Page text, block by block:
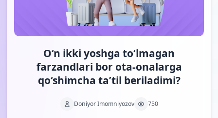
O‘n ikki yoshga to‘lmagan
farzandlari bor ota-onalarga
qo‘shimcha ta’til beriladimi?
Doniyor Imomniyozov 750